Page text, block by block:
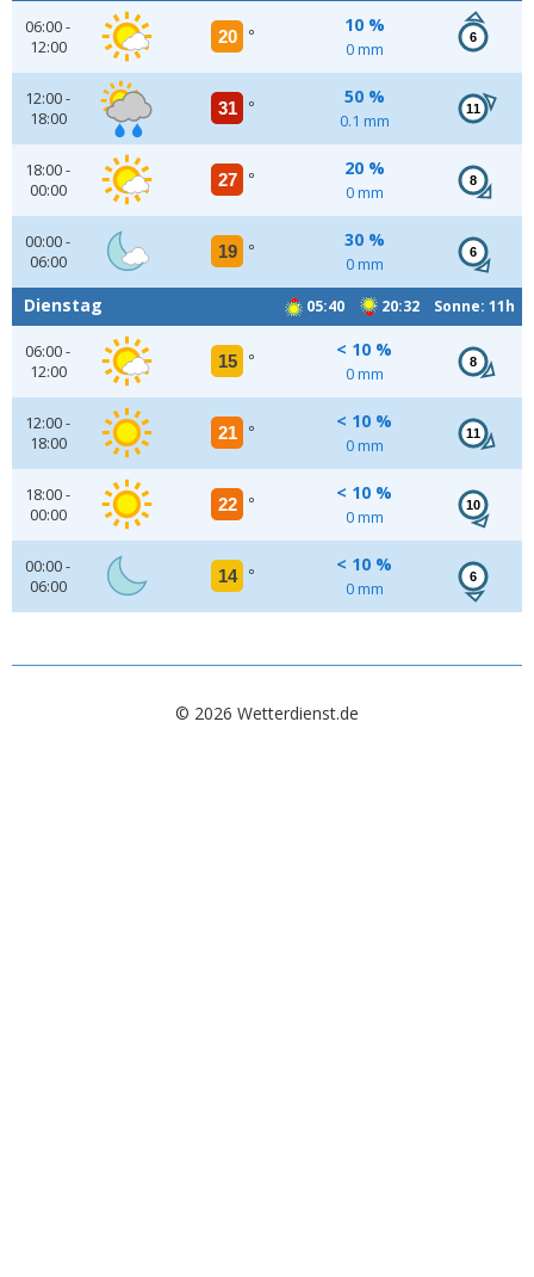
06:00 -
12:00
20 °
10 %
0 mm
6
12:00 -
18:00
31 °
50 %
0.1 mm
11
18:00 -
00:00
27 °
20 %
0 mm
8
00:00 -
06:00
19 °
30 %
0 mm
6
05:40 20:32 Sonne: 11h
Dienstag
06:00 -
12:00
15 °
< 10 %
0 mm
8
12:00 -
18:00
21 °
< 10 %
0 mm
11
18:00 -
00:00
22 °
< 10 %
0 mm
10
00:00 -
06:00
14 °
< 10 %
0 mm
6
© 2026 Wetterdienst.de